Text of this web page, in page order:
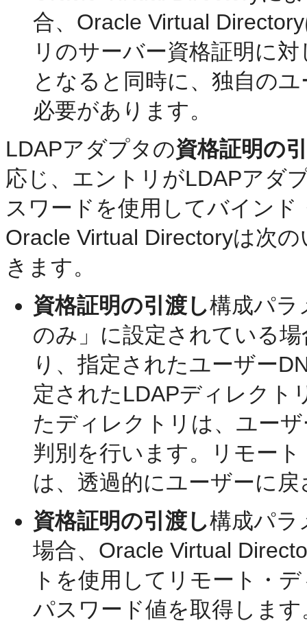
合、Oracle Virtual
リのサーバー資格証明に
となると同時に、独自の
必要があります。
LDAPアダプタの資格証明の
応じ、エントリがLDAPアダ
スワードを使用してバイン
Oracle Virtual Directoryは次
きます。
資格証明の引渡し構成パラ
のみ」に設定されている
り、指定されたユーザー
定されたLDAPディレクト
たディレクトリは、ユー
判別を行います。リモー
は、透過的にユーザーに
資格証明の引渡し構成パラ
場合、Oracle Virtual
トを使用してリモート・
パスワード値を取得します